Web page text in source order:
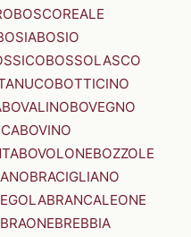
BOSCOREALE
BOSIO
BOSSOLASCO
BOTTICINO
BOVALINOBOVEGNO
BOVINO
BOVOLONEBOZZOLE
BRACIGLIANO
BRANCALEONE
BRAONEBREBBIA